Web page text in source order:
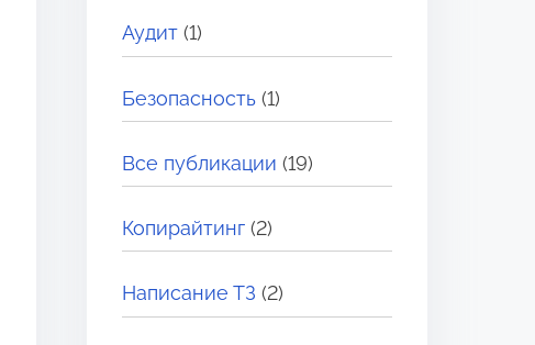
Аудит (1)
Безопасность (1)
Все публикации (19)
Копирайтинг (2)
Написание ТЗ (2)